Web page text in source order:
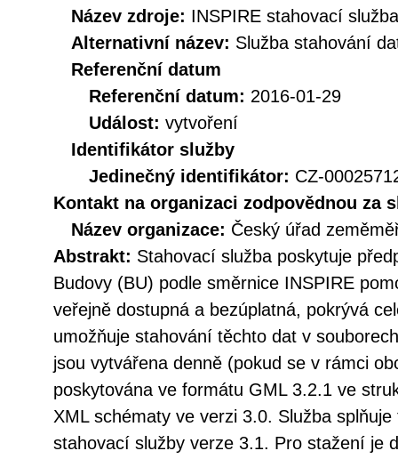
Název zdroje: INSPIRE stahovací
Alternativní název: Služba stahování
Referenční datum
Referenční datum: 2016-01-29
Událost: vytvoření
Identifikátor služby
Jedinečný identifikátor: CZ-
Kontakt na organizaci zodpovědnou za
Název organizace: Český úřad
Abstrakt: Stahovací služba poskytuje
Budovy (BU) podle směrnice INSPIRE
veřejně dostupná a bezúplatná, pokrývá
umožňuje stahování těchto dat v
jsou vytvářena denně (pokud se v rámci
poskytována ve formátu GML 3.2.1 ve
XML schématy ve verzi 3.0. Služba
stahovací služby verze 3.1. Pro stažení je